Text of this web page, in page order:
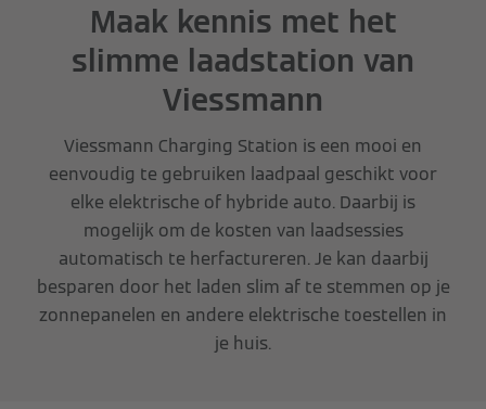
Maak kennis met het
slimme laadstation van
Viessmann
Viessmann Charging Station is een mooi en
eenvoudig te gebruiken laadpaal geschikt voor
elke elektrische of hybride auto. Daarbij is
mogelijk om de kosten van laadsessies
automatisch te herfactureren. Je kan daarbij
besparen door het laden slim af te stemmen op je
zonnepanelen en andere elektrische toestellen in
je huis.